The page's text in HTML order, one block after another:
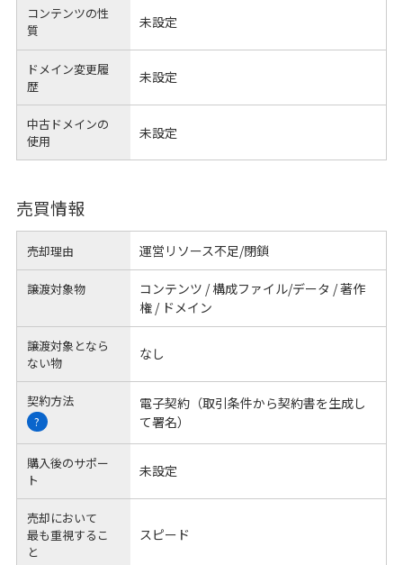
コンテンツの性
質
未設定
ドメイン変更履
歴
未設定
中古ドメインの
使用
未設定
売買情報
売却理由 運営リソース不足/閉鎖
譲渡対象物
コンテンツ / 構成ファイル/データ / 著作
権 / ドメイン
譲渡対象となら
ない物
なし
契約方法
?
電子契約（取引条件から契約書を生成し
て署名）
購入後のサポー
ト
未設定
売却において
最も重視するこ
と
スピード